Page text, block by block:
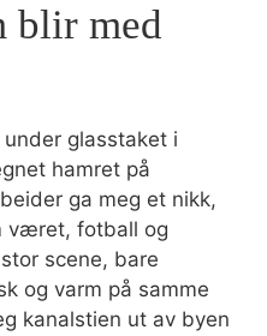
blir med
glasstaket i
hamret på
ga meg et nikk,
været, fotball og
scene, bare
og varm på samme
kanalstien ut av byen